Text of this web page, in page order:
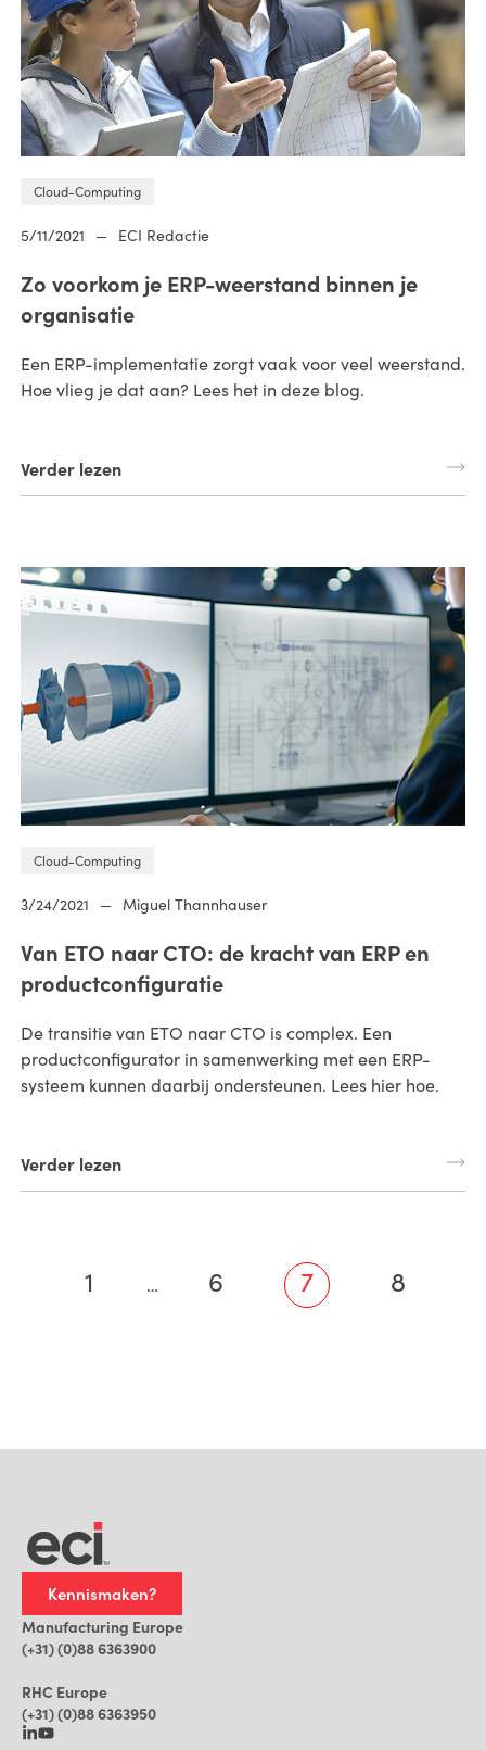
Cloud-Computing
5/11/2021 — ECI Redactie
Zo voorkom je ERP-weerstand binnen je
organisatie
Een ERP-implementatie zorgt vaak voor veel weerstand.
Hoe vlieg je dat aan? Lees het in deze blog.
Verder lezen
Cloud-Computing
3/24/2021 — Miguel Thannhauser
Van ETO naar CTO: de kracht van ERP en
productconfiguratie
De transitie van ETO naar CTO is complex. Een
productconfigurator in samenwerking met een ERP-
systeem kunnen daarbij ondersteunen. Lees hier hoe.
Verder lezen
1 … 6 7 8
Kennismaken?
Manufacturing Europe
(+31) (0)88 6363900
RHC Europe
(+31) (0)88 6363950